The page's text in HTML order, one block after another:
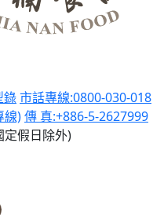
錄市話專線:0800-030-018
線)傳 真:+886-5-2627999
定假日除外)